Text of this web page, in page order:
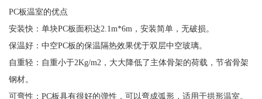
PC板温室的优点
安装快：单块PC板面积达2.1m*6m，安装简单，无破损。
保温好：中空PC板的保温隔热效果优于双层中空玻璃。
自重轻：自重小于2Kg/m2，大大降低了主体骨架的荷载，节省骨架
钢材。
可弯性：PC板具有很好的弹性，可以弯成弧形，适用于拱形温室。